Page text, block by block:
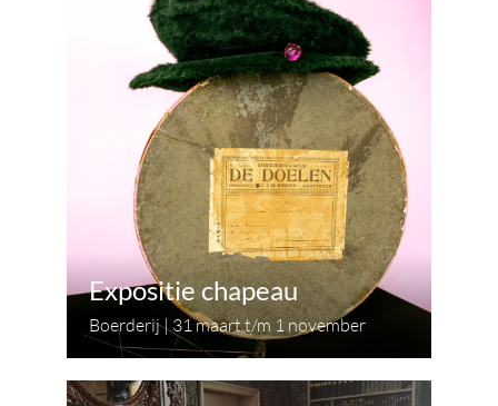
Expositie chapeau
Boerderij | 31 maart t/m 1 november